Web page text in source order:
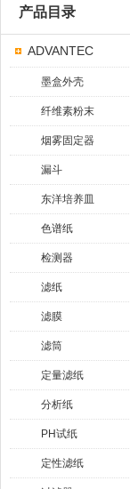
产品目录
ADVANTEC
墨盒外壳
纤维素粉末
烟雾固定器
漏斗
东洋培养皿
色谱纸
检测器
滤纸
滤膜
滤筒
定量滤纸
分析纸
PH试纸
定性滤纸